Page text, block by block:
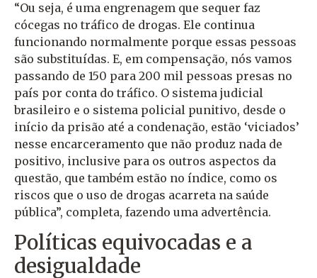
“Ou seja, é uma engrenagem que sequer faz
cócegas no tráfico de drogas. Ele continua
funcionando normalmente porque essas pessoas
são substituídas. E, em compensação, nós vamos
passando de 150 para 200 mil pessoas presas no
país por conta do tráfico. O sistema judicial
brasileiro e o sistema policial punitivo, desde o
início da prisão até a condenação, estão ‘viciados’
nesse encarceramento que não produz nada de
positivo, inclusive para os outros aspectos da
questão, que também estão no índice, como os
riscos que o uso de drogas acarreta na saúde
pública”, completa, fazendo uma advertência.
Políticas equivocadas e a
desigualdade